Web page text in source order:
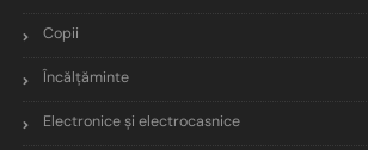
Copii
Încălţăminte
Electronice și electrocasnice